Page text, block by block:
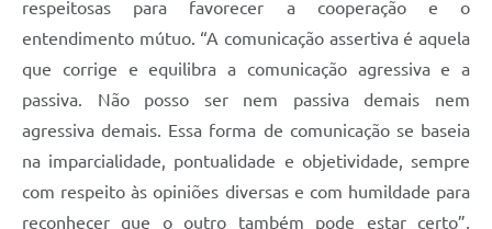
respeitosas para favorecer a cooperação e o
entendimento mútuo. “A comunicação assertiva é aquela
que corrige e equilibra a comunicação agressiva e a
passiva. Não posso ser nem passiva demais nem
agressiva demais. Essa forma de comunicação se baseia
na imparcialidade, pontualidade e objetividade, sempre
com respeito às opiniões diversas e com humildade para
reconhecer que o outro também pode estar certo”,